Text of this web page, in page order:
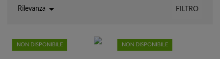
Rilevanza  FILTRO
NON DISPONIBILE NON DISPONIBILE